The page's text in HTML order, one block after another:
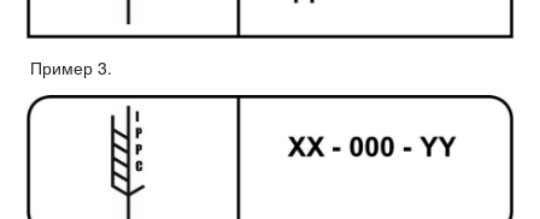
Пример 3.